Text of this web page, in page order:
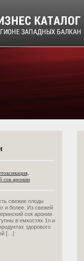
,
сок аронии
свежие плоды
и более. Из свежей
сок аронии
в емкостях 1л и
здорового
[…]